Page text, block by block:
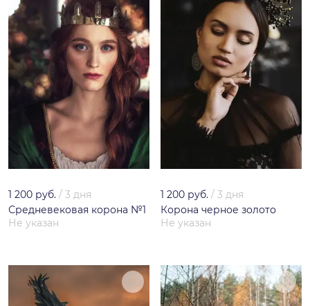
1 200 руб. / 3 дня
Средневековая корона №1
Не указан
1 200 руб. / 3 дня
Корона черное золото
Не указан